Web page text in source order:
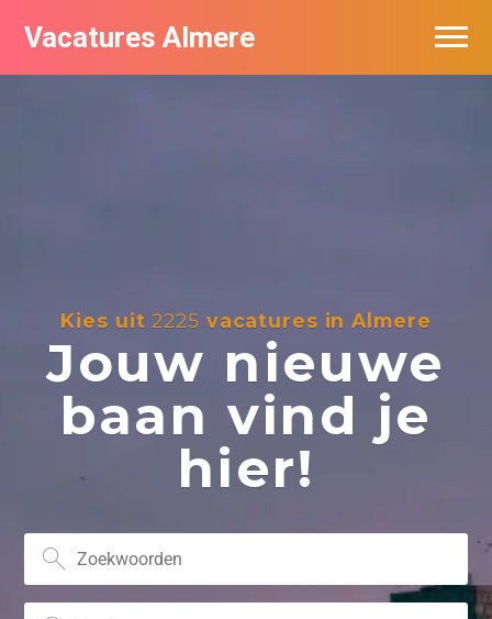
Vacatures Almere
Kies uit2225 vacatures in Almere
Jouw nieuwe
baan vind je
hier!
Vacatures per bedrijf